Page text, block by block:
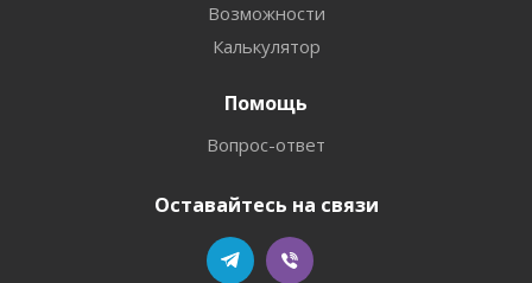
Возможности
Калькулятор
Помощь
Вопрос-ответ
Оставайтесь на связи